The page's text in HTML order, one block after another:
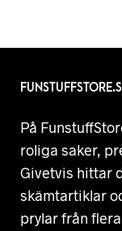
På
roliga saker,
Givetvis hittar
skämtartiklar
prylar från